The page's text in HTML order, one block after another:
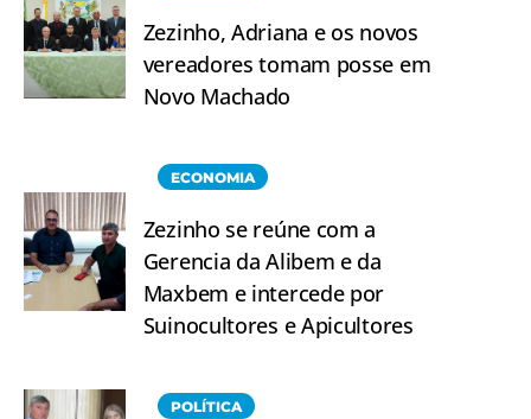
Zezinho, Adriana e os novos
vereadores tomam posse em
Novo Machado
ECONOMIA
Zezinho se reúne com a
Gerencia da Alibem e da
Maxbem e intercede por
Suinocultores e Apicultores
POLÍTICA